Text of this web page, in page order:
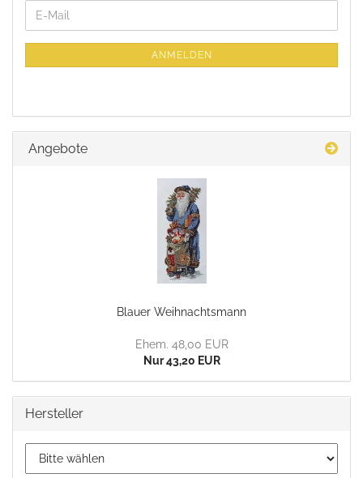
WEITER
ZUR
E-
Mail
ANMELDEN
Angebote
Blauer Weihnachtsmann
Ehem. 48,00 EUR
Nur 43,20 EUR
Hersteller